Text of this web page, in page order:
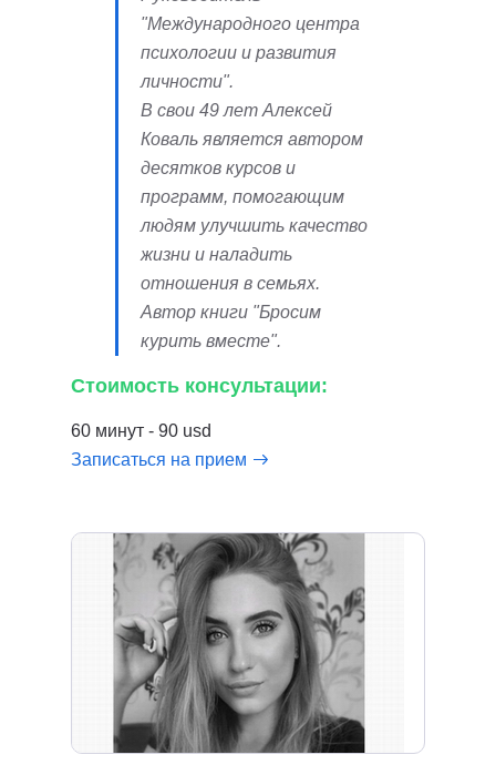
"Международного центра
психологии и развития
личности".
В свои 49 лет Алексей
Коваль является автором
десятков курсов и
программ, помогающим
людям улучшить качество
жизни и наладить
отношения в семьях.
Автор книги "Бросим
курить вместе".
Стоимость консультации:
60 минут - 90 usd
Записаться на прием